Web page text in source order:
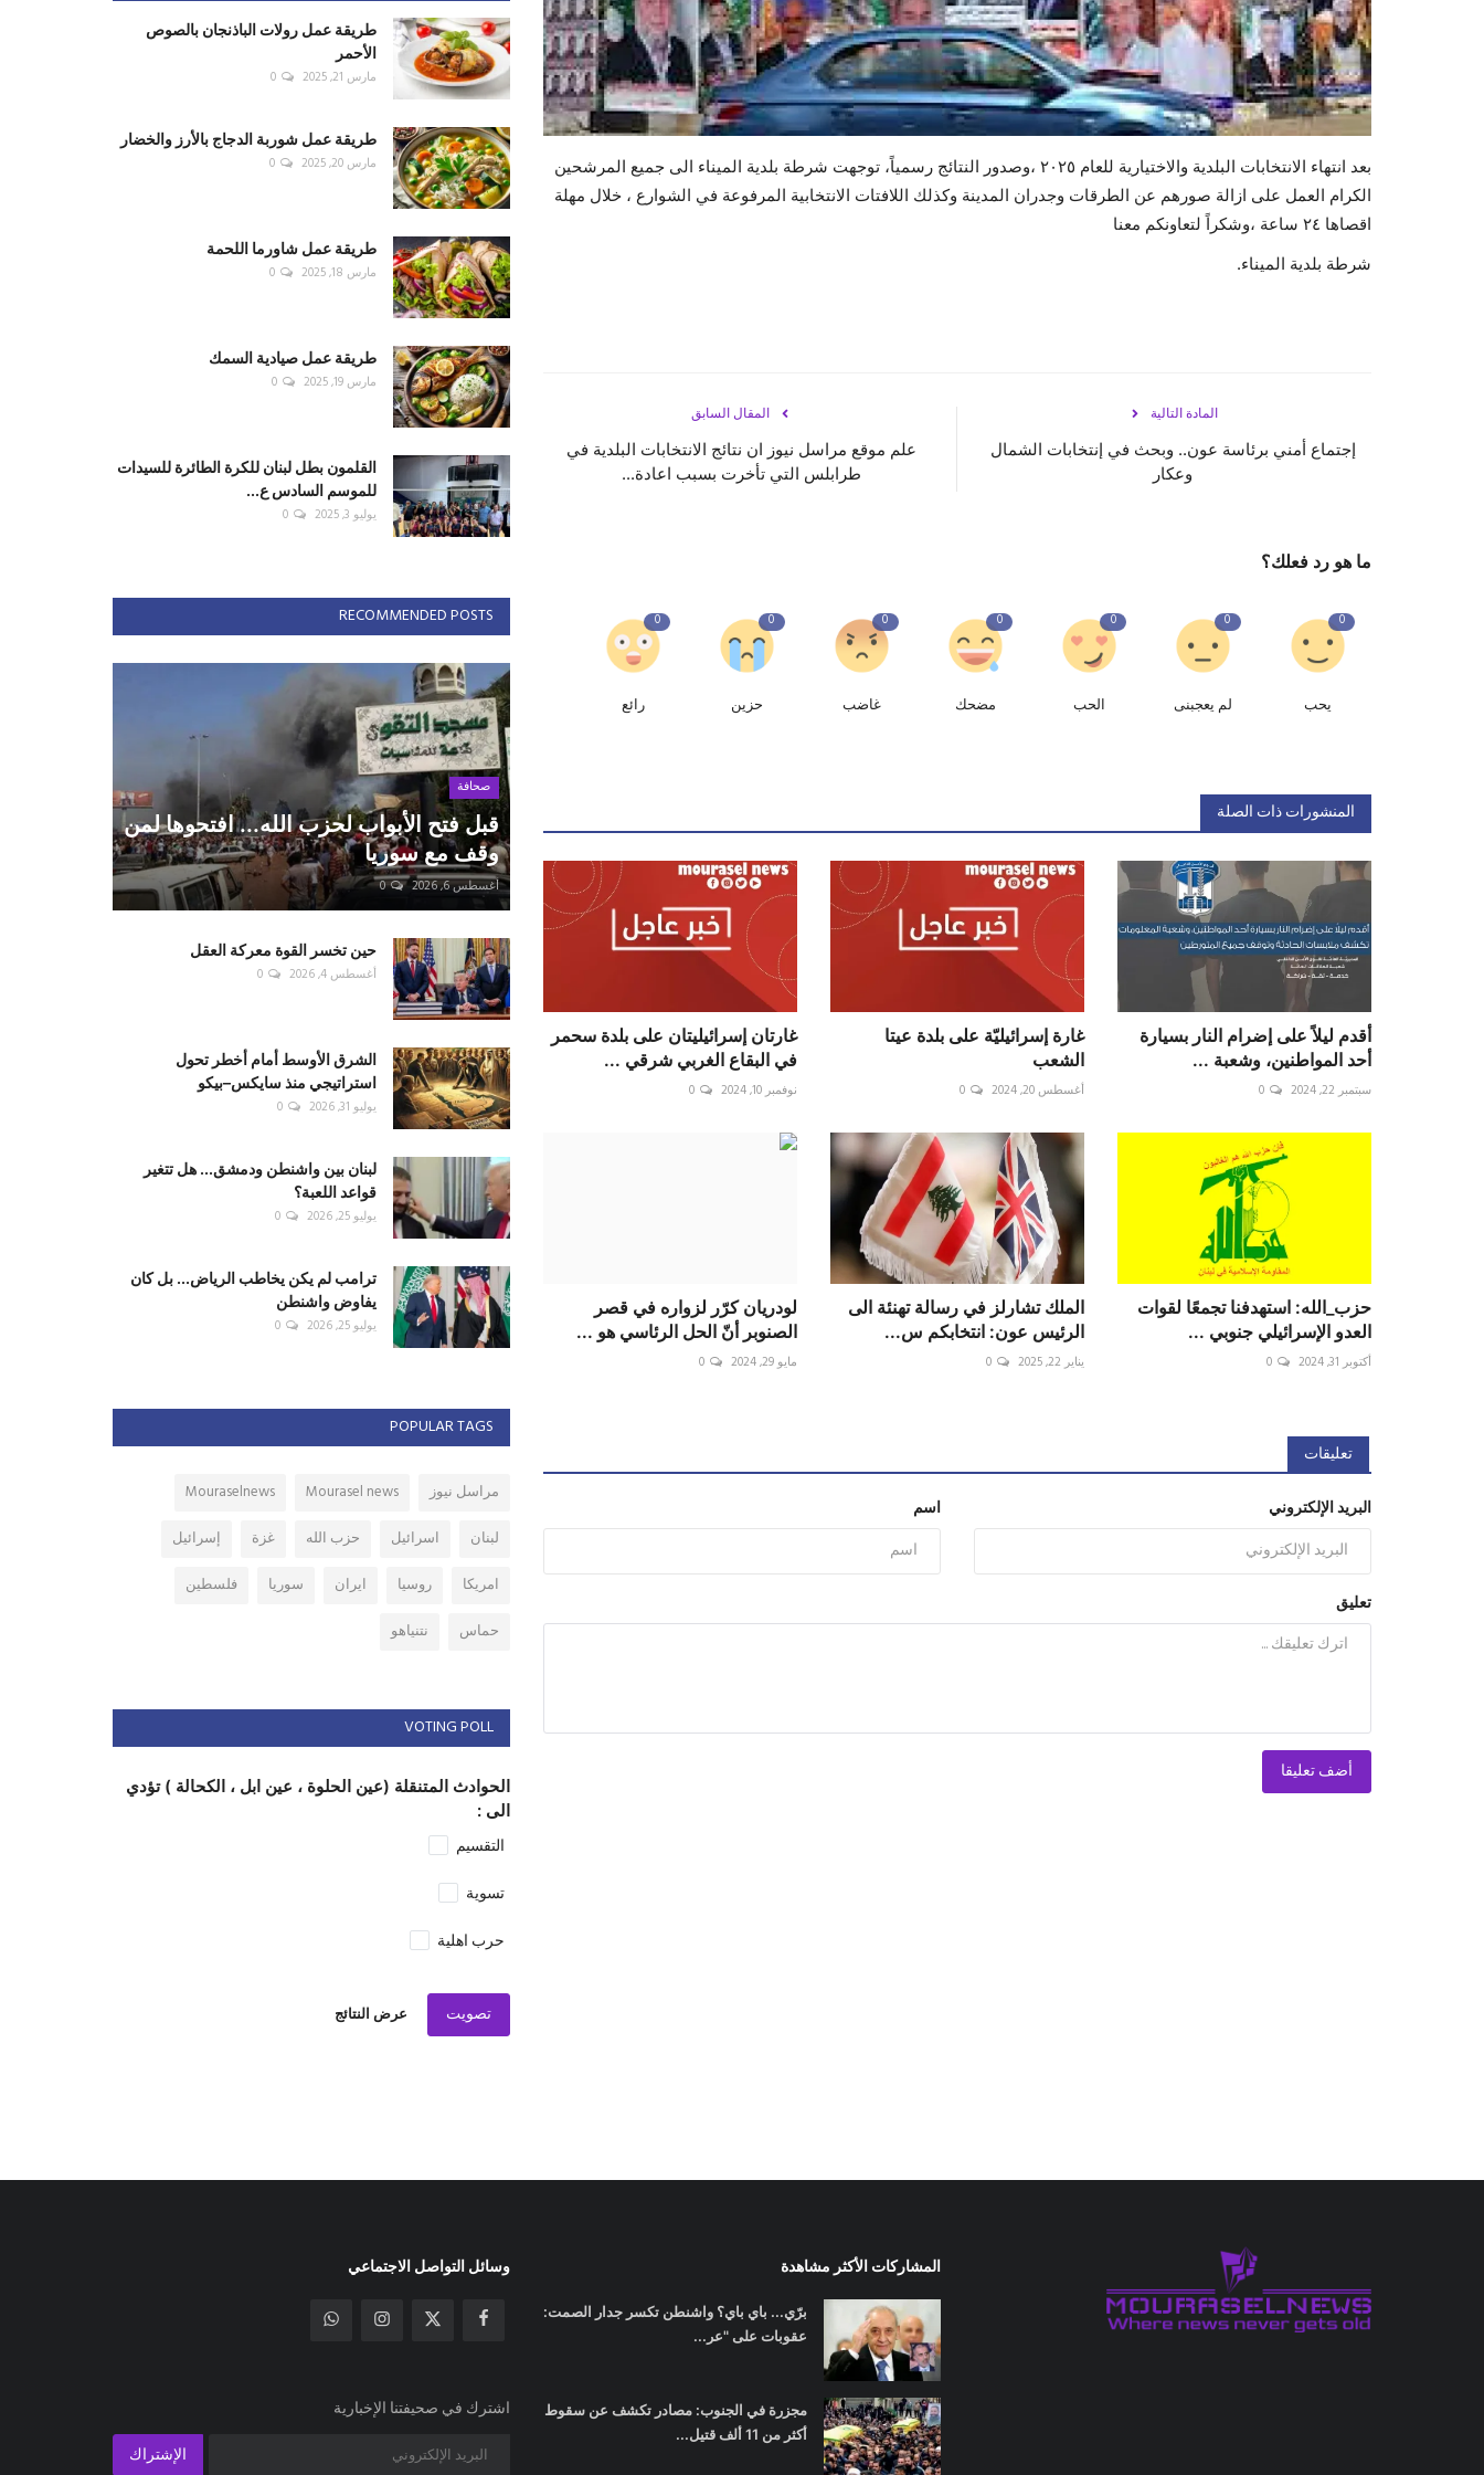
بعد انتهاء الانتخابات البلدية والاختيارية للعام ٢٠٢٥ ،وصدور النتائج رسمياً، توجهت شرطة بلدية الميناء الى جميع المرشحين
الكرام العمل على ازالة صورهم عن الطرقات وجدران المدينة وكذلك اللافتات الانتخابية المرفوعة في الشوارع ، خلال مهلة
اقصاها ٢٤ ساعة ،وشكراً لتعاونكم معنا
شرطة بلدية الميناء.
المقال السابق
علم موقع مراسل نيوز ان نتائج الانتخابات البلدية في
طرابلس التي تأخرت بسبب اعادة...
المادة التالية
إجتماع أمني برئاسة عون.. وبحث في إنتخابات الشمال
وعكار
ما هو رد فعلك؟
0
يحب
0
لم يعجبنى
0
الحب
0
مضحك
0
غاضب
0
حزين
0
رائع
المنشورات ذات الصلة
أقدم ليلاً على إضرام النار بسيارة
أحد المواطنين، وشعبة ...
سبتمبر 22, 2024 0
غارة إسرائيليّة على بلدة عيتا
الشعب
أغسطس 20, 2024 0
غارتان إسرائيليتان على بلدة سحمر
في البقاع الغربي شرقي ...
نوفمبر 10, 2024 0
حزب_الله: استهدفنا تجمعًا لقوات
العدو الإسرائيلي جنوبي ...
أكتوبر 31, 2024 0
‏الملك تشارلز في رسالة تهنئة الى
الرئيس عون: انتخابكم س...
يناير 22, 2025 0
لودريان كرّر لزواره في قصر
الصنوبر أنّ الحل الرئاسي هو ...
مايو 29, 2024 0
تعليقات
اسم البريد الإلكتروني
تعليق
أضف تعليقا
طريقة عمل رولات الباذنجان بالصوص
الأحمر
مارس 21, 2025 0
طريقة عمل شوربة الدجاج بالأرز والخضار
مارس 20, 2025 0
طريقة عمل شاورما اللحمة
مارس 18, 2025 0
طريقة عمل صيادية السمك
مارس 19, 2025 0
القلمون بطل لبنان للكرة الطائرة للسيدات
للموسم السادس ع...
يوليو 3, 2025 0
RECOMMENDED POSTS
صحافة
قبل فتح الأبواب لحزب الله... افتحوها لمن
وقف مع سوريا
أغسطس 6, 2026 0
حين تخسر القوة معركة العقل
أغسطس 4, 2026 0
الشرق الأوسط أمام أخطر تحول
استراتيجي منذ سايكس–بيكو
يوليو 31, 2026 0
لبنان بين واشنطن ودمشق... هل تتغير
قواعد اللعبة؟
يوليو 25, 2026 0
ترامب لم يكن يخاطب الرياض... بل كان
يفاوض واشنطن
يوليو 25, 2026 0
POPULAR TAGS
مراسل نيوز Mourasel news
Mouraselnews
لبنان
اسرائيل حزب الله غزة
إسرائيل
امريكا
روسيا ايران سوريا
فلسطين
حماس
نتنياهو
VOTING POLL
الحوادث المتنقلة (عين الحلوة ، عين ابل ، الكحالة ) تؤدي
الى :
التقسيم
تسوية
حرب اهلية
تصويت عرض النتائج
المشاركات الأكثر مشاهدة
برّي... باي باي؟ واشنطن تكسر جدار الصمت:
عقوبات على "عر...
مجزرة في الجنوب: مصادر تكشف عن سقوط
أكثر من 11 ألف قتيل...
وسائل التواصل الاجتماعي
اشترك في صحيفتنا الإخبارية
الإشتراك